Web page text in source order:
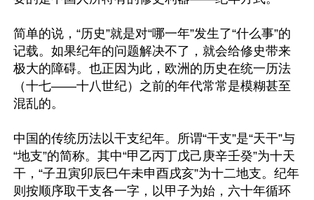
简单的说，“历史”就是对“哪一年”发生了“什么事”的
记载。如果纪年的问题解决不了，就会给修史带来
极大的障碍。也正因为此，欧洲的历史在统一历法
（十七——十八世纪）之前的年代常常是模糊甚至
混乱的。
中国的传统历法以干支纪年。所谓“干支”是“天干”与
“地支”的简称。其中“甲乙丙丁戊己庚辛壬癸”为十天
干，“子丑寅卯辰巳午未申酉戌亥”为十二地支。纪年
则按顺序取干支各一字，以甲子为始，六十年循环